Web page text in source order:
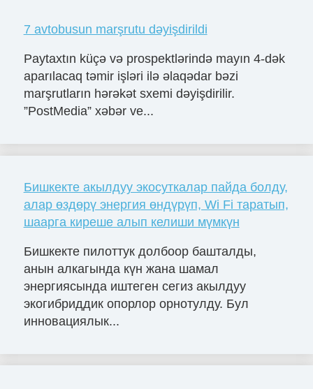
7 avtobusun marşrutu dəyişdirildi
Paytaxtın küçə və prospektlərində mayın 4-dək
aparılacaq təmir işləri ilə əlaqədar bəzi
marşrutların hərəkət sxemi dəyişdirilir.
”PostMedia” xəbər ve...
Бишкекте акылдуу экосуткалар пайда болду,
алар өздөрү энергия өндүрүп, Wi Fi таратып,
шаарга киреше алып келиши мүмкүн
Бишкекте пилоттук долбоор башталды,
анын алкагында күн жана шамал
энергиясында иштеген сегиз акылдуу
экогибриддик опорлор орнотулду. Бул
инновациялык...